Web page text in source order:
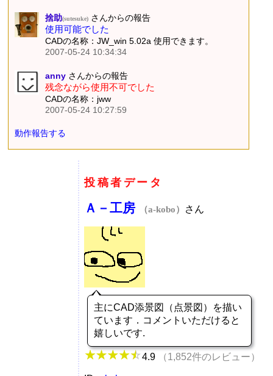
捨助(sutesuke) さんからの報告
使用可能でした
CADの名称：JW_win 5.02a 使用できます。
2007-05-24 10:34:34
anny さんからの報告
残念ながら使用不可でした
CADの名称：jww
2007-05-24 10:27:59
動作報告する
投稿者データ
Ａ－工房 （a-kobo） さん
主にCAD添景図（点景図）を描い
ています．コメントいただけると
嬉しいです.
4.9 （1,852件のレビュー）